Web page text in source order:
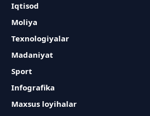
Iqtisod
Moliya
Texnologiyalar
Madaniyat
Sport
Infografika
Maxsus loyihalar